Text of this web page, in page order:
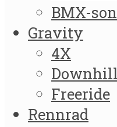
BMX-
Gravity
4X
Downhill
Freeride
Rennrad